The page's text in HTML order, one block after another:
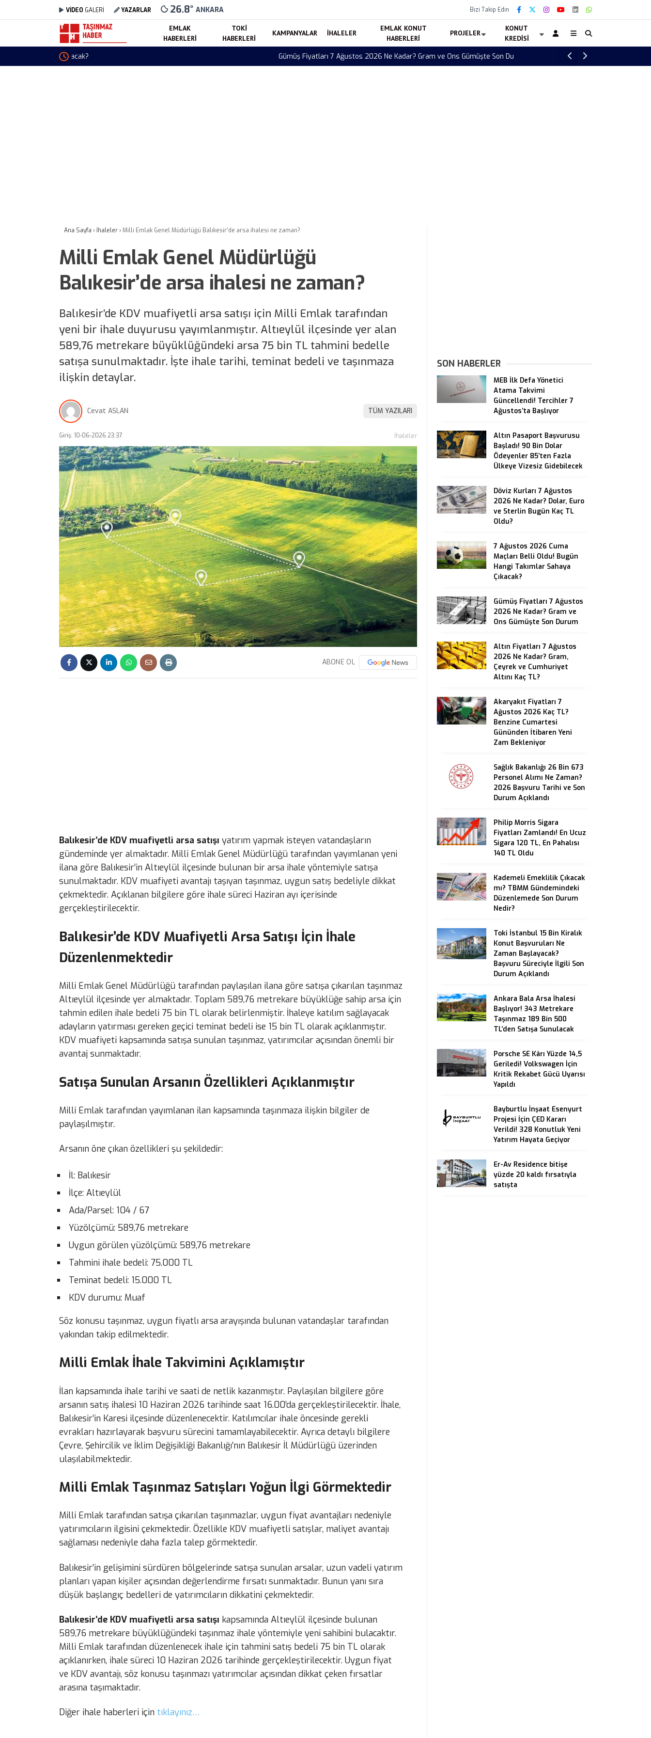
VİDEO GALERİ YAZARLAR 26.8° ANKARA Bizi Takip Edin
EMLAK
HABERLERI
TOKI
HABERLERI
KAMPANYALAR İHALELER
EMLAK KONUT
HABERLERI
PROJELER
KONUT
KREDISI
Gümüş Fiyatları 7 Ağustos 2026 Ne Kadar? Gram ve Ons Gümüşte Son Durum Altın Fiyatları 7 Ağustos 2026 Ne
Ana Sayfa › İhaleler›Milli Emlak Genel Müdürlüğü Balıkesir’de arsa ihalesi ne zaman?
Milli Emlak Genel Müdürlüğü
Balıkesir’de arsa ihalesi ne zaman?
Balıkesir’de KDV muafiyetli arsa satışı için Milli Emlak tarafından
yeni bir ihale duyurusu yayımlanmıştır. Altıeylül ilçesinde yer alan
589,76 metrekare büyüklüğündeki arsa 75 bin TL tahmini bedelle
satışa sunulmaktadır. İşte ihale tarihi, teminat bedeli ve taşınmaza
ilişkin detaylar.
Cevat ASLAN TÜM YAZILARI
Giriş: 10-06-2026 23:37 İhaleler
ABONE OL
Balıkesir’de KDV muafiyetli arsa satışı yatırım yapmak isteyen vatandaşların
gündeminde yer almaktadır. Milli Emlak Genel Müdürlüğü tarafından yayımlanan yeni
ilana göre Balıkesir’in Altıeylül ilçesinde bulunan bir arsa ihale yöntemiyle satışa
sunulmaktadır. KDV muafiyeti avantajı taşıyan taşınmaz, uygun satış bedeliyle dikkat
çekmektedir. Açıklanan bilgilere göre ihale süreci Haziran ayı içerisinde
gerçekleştirilecektir.
Balıkesir’de KDV Muafiyetli Arsa Satışı İçin İhale
Düzenlenmektedir
Milli Emlak Genel Müdürlüğü tarafından paylaşılan ilana göre satışa çıkarılan taşınmaz
Altıeylül ilçesinde yer almaktadır. Toplam 589,76 metrekare büyüklüğe sahip arsa için
tahmin edilen ihale bedeli 75 bin TL olarak belirlenmiştir. İhaleye katılım sağlayacak
adayların yatırması gereken geçici teminat bedeli ise 15 bin TL olarak açıklanmıştır.
KDV muafiyeti kapsamında satışa sunulan taşınmaz, yatırımcılar açısından önemli bir
avantaj sunmaktadır.
Satışa Sunulan Arsanın Özellikleri Açıklanmıştır
Milli Emlak tarafından yayımlanan ilan kapsamında taşınmaza ilişkin bilgiler de
paylaşılmıştır.
Arsanın öne çıkan özellikleri şu şekildedir:
İl: Balıkesir
İlçe: Altıeylül
Ada/Parsel: 104 / 67
Yüzölçümü: 589,76 metrekare
Uygun görülen yüzölçümü: 589,76 metrekare
Tahmini ihale bedeli: 75.000 TL
Teminat bedeli: 15.000 TL
KDV durumu: Muaf
Söz konusu taşınmaz, uygun fiyatlı arsa arayışında bulunan vatandaşlar tarafından
yakından takip edilmektedir.
Milli Emlak İhale Takvimini Açıklamıştır
İlan kapsamında ihale tarihi ve saati de netlik kazanmıştır. Paylaşılan bilgilere göre
arsanın satış ihalesi 10 Haziran 2026 tarihinde saat 16.00’da gerçekleştirilecektir. İhale,
Balıkesir’in Karesi ilçesinde düzenlenecektir. Katılımcılar ihale öncesinde gerekli
evrakları hazırlayarak başvuru sürecini tamamlayabilecektir. Ayrıca detaylı bilgilere
Çevre, Şehircilik ve İklim Değişikliği Bakanlığı’nın Balıkesir İl Müdürlüğü üzerinden
ulaşılabilmektedir.
Milli Emlak Taşınmaz Satışları Yoğun İlgi Görmektedir
Milli Emlak tarafından satışa çıkarılan taşınmazlar, uygun fiyat avantajları nedeniyle
yatırımcıların ilgisini çekmektedir. Özellikle KDV muafiyetli satışlar, maliyet avantajı
sağlaması nedeniyle daha fazla talep görmektedir.
Balıkesir’in gelişimini sürdüren bölgelerinde satışa sunulan arsalar, uzun vadeli yatırım
planları yapan kişiler açısından değerlendirme fırsatı sunmaktadır. Bunun yanı sıra
düşük başlangıç bedelleri de yatırımcıların dikkatini çekmektedir.
Balıkesir’de KDV muafiyetli arsa satışı kapsamında Altıeylül ilçesinde bulunan
589,76 metrekare büyüklüğündeki taşınmaz ihale yöntemiyle yeni sahibini bulacaktır.
Milli Emlak tarafından düzenlenecek ihale için tahmini satış bedeli 75 bin TL olarak
açıklanırken, ihale süreci 10 Haziran 2026 tarihinde gerçekleştirilecektir. Uygun fiyat
ve KDV avantajı, söz konusu taşınmazı yatırımcılar açısından dikkat çeken fırsatlar
arasına taşımaktadır.
Diğer ihale haberleri için tıklayınız…
SON HABERLER
MEB İlk Defa Yönetici
Atama Takvimi
Güncellendi! Tercihler 7
Ağustos’ta Başlıyor
Altın Pasaport Başvurusu
Başladı! 90 Bin Dolar
Ödeyenler 85’ten Fazla
Ülkeye Vizesiz Gidebilecek
Döviz Kurları 7 Ağustos
2026 Ne Kadar? Dolar, Euro
ve Sterlin Bugün Kaç TL
Oldu?
7 Ağustos 2026 Cuma
Maçları Belli Oldu! Bugün
Hangi Takımlar Sahaya
Çıkacak?
Gümüş Fiyatları 7 Ağustos
2026 Ne Kadar? Gram ve
Ons Gümüşte Son Durum
Altın Fiyatları 7 Ağustos
2026 Ne Kadar? Gram,
Çeyrek ve Cumhuriyet
Altını Kaç TL?
Akaryakıt Fiyatları 7
Ağustos 2026 Kaç TL?
Benzine Cumartesi
Gününden İtibaren Yeni
Zam Bekleniyor
Sağlık Bakanlığı 26 Bin 673
Personel Alımı Ne Zaman?
2026 Başvuru Tarihi ve Son
Durum Açıklandı
Philip Morris Sigara
Fiyatları Zamlandı! En Ucuz
Sigara 120 TL, En Pahalısı
140 TL Oldu
Kademeli Emeklilik Çıkacak
mı? TBMM Gündemindeki
Düzenlemede Son Durum
Nedir?
Toki İstanbul 15 Bin Kiralık
Konut Başvuruları Ne
Zaman Başlayacak?
Başvuru Süreciyle İlgili Son
Durum Açıklandı
Ankara Bala Arsa İhalesi
Başlıyor! 343 Metrekare
Taşınmaz 189 Bin 500
TL’den Satışa Sunulacak
Porsche SE Kârı Yüzde 14,5
Geriledi! Volkswagen İçin
Kritik Rekabet Gücü Uyarısı
Yapıldı
Bayburtlu İnşaat Esenyurt
Projesi İçin ÇED Kararı
Verildi! 328 Konutluk Yeni
Yatırım Hayata Geçiyor
Er-Av Residence bitişe
yüzde 20 kaldı fırsatıyla
satışta